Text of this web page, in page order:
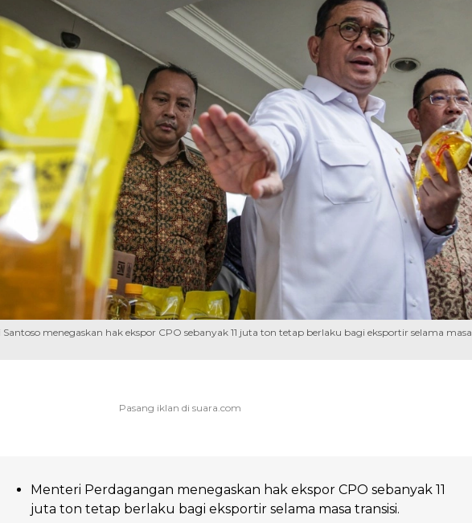
menegaskan hak ekspor CPO sebanyak 11 juta ton tetap berlaku bagi eksportir selama masa
Menteri Perdagangan menegaskan hak ekspor CPO sebanyak 11
juta ton tetap berlaku bagi eksportir selama masa transisi.